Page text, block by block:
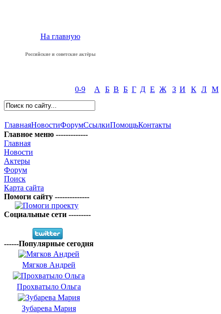
На главную
Российские и советские актёры
0-9 А Б В Б Г Д Е Ж З И К Л М
ГлавнаяНовостиФорумСсылкиПомощьКонтакты
Главное меню -------------
Главная
Новости
Актеры
Форум
Поиск
Карта сайта
Помоги сайту --------------
Социальные сети ---------
------Популярные сегодня
Мягков Андрей
Прохватыло Ольга
Зубарева Мария